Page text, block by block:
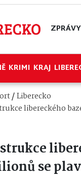
ZPRÁVY
KRIMI KRAJ
/Liberecko
libereckého
se